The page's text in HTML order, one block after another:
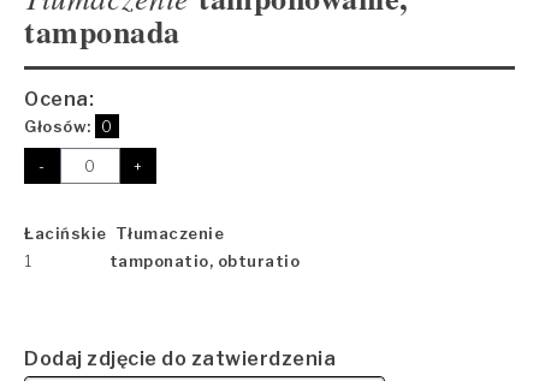
tamponada
Ocena:
Głosów: 0
- +
Łacińskie Tłumaczenie
1
tamponatio, obturatio
Dodaj zdjęcie do zatwierdzenia